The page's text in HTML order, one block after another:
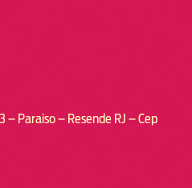
Paraiso – Resende RJ – Cep